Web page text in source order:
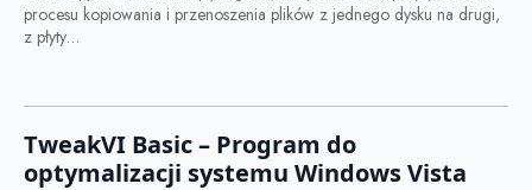
procesu kopiowania i przenoszenia plików z jednego dysku na drugi,
z płyty…
TweakVI Basic – Program do
optymalizacji systemu Windows Vista